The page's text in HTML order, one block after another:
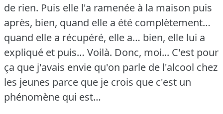
de rien. Puis elle l'a ramenée à la maison puis
après, bien, quand elle a été complètement…
quand elle a récupéré, elle a… bien, elle lui a
expliqué et puis… Voilà. Donc, moi... C'est pour
ça que j'avais envie qu'on parle de l'alcool chez
les jeunes parce que je crois que c'est un
phénomène qui est…